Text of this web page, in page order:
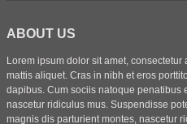
ABOUT US
Lorem ipsum dolor sit amet,
mattis aliquet. Cras in nibh et eros
dapibus. Cum sociis natoque penatibus
nascetur ridiculus mus. Suspendisse
magnis dis parturient montes, nascetur